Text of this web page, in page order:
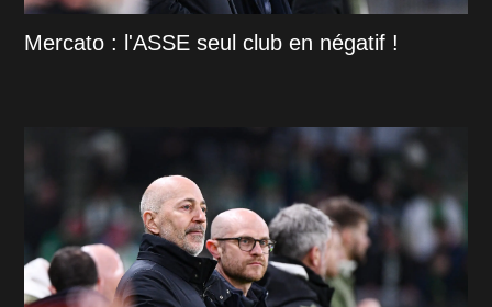
Mercato : l'ASSE seul club en négatif !